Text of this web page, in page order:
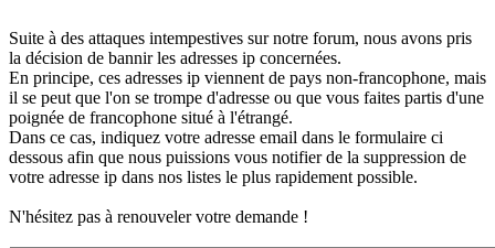
Suite à des attaques intempestives sur notre forum, nous avons pris
la décision de bannir les adresses ip concernées.
En principe, ces adresses ip viennent de pays non-francophone, mais
il se peut que l'on se trompe d'adresse ou que vous faites partis d'une
poignée de francophone situé à l'étrangé.
Dans ce cas, indiquez votre adresse email dans le formulaire ci
dessous afin que nous puissions vous notifier de la suppression de
votre adresse ip dans nos listes le plus rapidement possible.
N'hésitez pas à renouveler votre demande !